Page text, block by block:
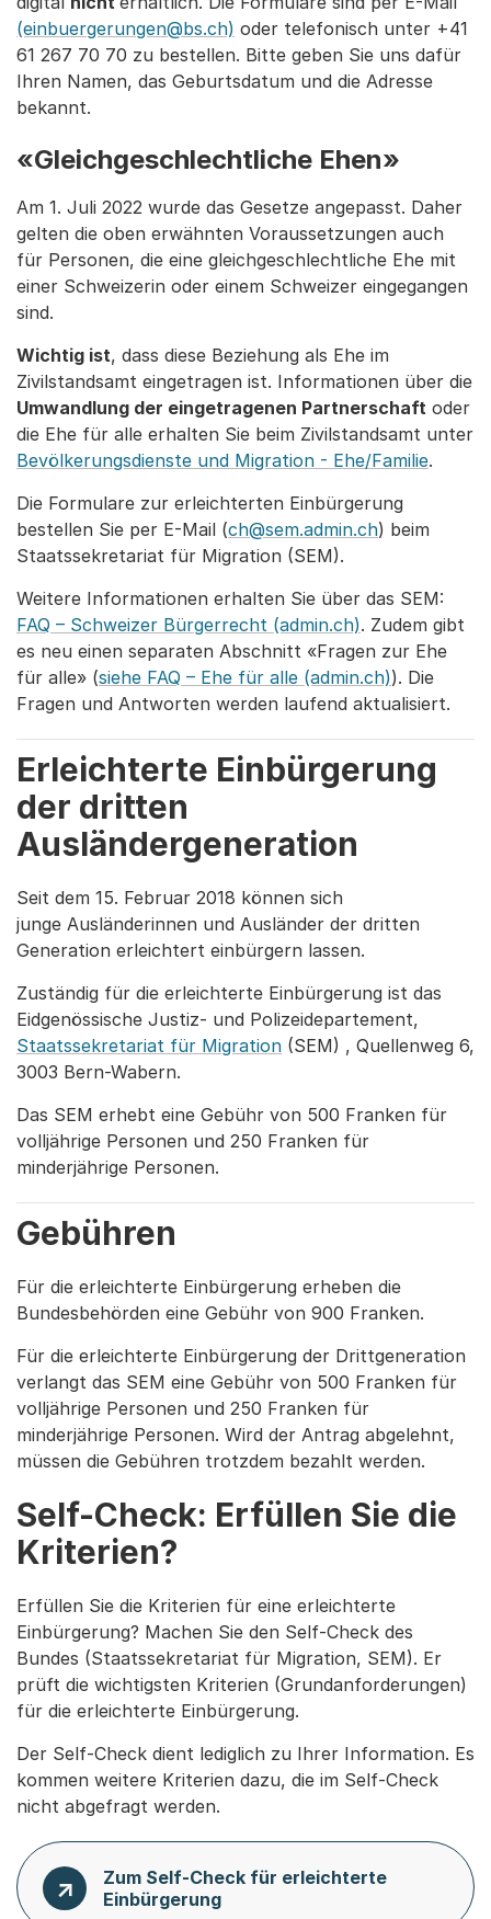
(einbuergerungen@bs.ch) oder telefonisch unter +41
61 267 70 70 zu bestellen. Bitte geben Sie uns dafür
Ihren Namen, das Geburtsdatum und die Adresse
bekannt.
«Gleichgeschlechtliche Ehen»
Am 1. Juli 2022 wurde das Gesetze angepasst. Daher
gelten die oben erwähnten Voraussetzungen auch
für Personen, die eine gleichgeschlechtliche Ehe mit
einer Schweizerin oder einem Schweizer eingegangen
sind.
Wichtig ist, dass diese Beziehung als Ehe im
Zivilstandsamt eingetragen ist. Informationen über die
Umwandlung der eingetragenen Partnerschaft oder
die Ehe für alle erhalten Sie beim Zivilstandsamt unter
Bevölkerungsdienste und Migration - Ehe/Familie.
Die Formulare zur erleichterten Einbürgerung
bestellen Sie per E-Mail (ch@sem.admin.ch) beim
Staatssekretariat für Migration (SEM).
Weitere Informationen erhalten Sie über das SEM:
FAQ – Schweizer Bürgerrecht (admin.ch). Zudem gibt
es neu einen separaten Abschnitt «Fragen zur Ehe
für alle» (siehe FAQ – Ehe für alle (admin.ch)). Die
Fragen und Antworten werden laufend aktualisiert.
Erleichterte Einbürgerung
der dritten
Ausländergeneration
Seit dem 15. Februar 2018 können sich
junge Ausländerinnen und Ausländer der dritten
Generation erleichtert einbürgern lassen.
Zuständig für die erleichterte Einbürgerung ist das
Eidgenössische Justiz- und Polizeidepartement,
Staatssekretariat für Migration (SEM) , Quellenweg 6,
3003 Bern-Wabern.
Das SEM erhebt eine Gebühr von 500 Franken für
volljährige Personen und 250 Franken für
minderjährige Personen.
Gebühren
Für die erleichterte Einbürgerung erheben die
Bundesbehörden eine Gebühr von 900 Franken.
Für die erleichterte Einbürgerung der Drittgeneration
verlangt das SEM eine Gebühr von 500 Franken für
volljährige Personen und 250 Franken für
minderjährige Personen. Wird der Antrag abgelehnt,
müssen die Gebühren trotzdem bezahlt werden.
Self-Check: Erfüllen Sie die
Kriterien?
Erfüllen Sie die Kriterien für eine erleichterte
Einbürgerung? Machen Sie den Self-Check des
Bundes (Staatssekretariat für Migration, SEM). Er
prüft die wichtigsten Kriterien (Grundanforderungen)
für die erleichterte Einbürgerung.
Der Self-Check dient lediglich zu Ihrer Information. Es
kommen weitere Kriterien dazu, die im Self-Check
nicht abgefragt werden.
Zum Self-Check für erleichterte
Einbürgerung